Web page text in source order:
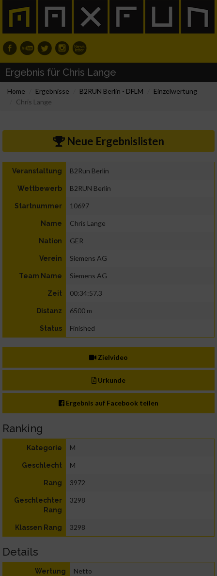
Ergebnis für Chris Lange
Home Ergebnisse B2RUN Berlin - DFLM
Einzelwertung
Chris Lange
Neue Ergebnislisten
Veranstaltung B2Run Berlin
Wettbewerb B2RUN Berlin
Startnummer 10697
Name Chris Lange
Nation GER
Verein Siemens AG
Team Name Siemens AG
Zeit 00:34:57.3
Distanz 6500 m
Status Finished
Zielvideo
Urkunde
Ergebnis auf Facebook teilen
Ranking
Kategorie M
Geschlecht M
Rang 3972
Geschlechter
Rang
3298
Klassen Rang 3298
Details
Wertung Netto